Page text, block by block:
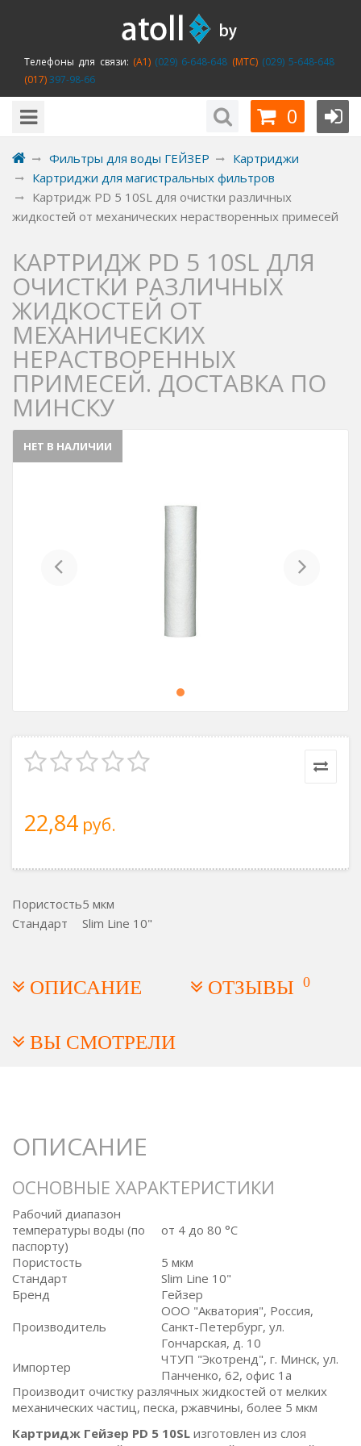
Телефоны для связи: (A1)(029) 6-648-648 (MTC)(029) 5-648-648
(017)397-98-66
0
Фильтры для воды ГЕЙЗЕР
Картриджи
Картриджи для магистральных фильтров
Картридж PD 5 10SL для очистки различных
жидкостей от механических нерастворенных примесей
КАРТРИДЖ PD 5 10SL ДЛЯ
ОЧИСТКИ РАЗЛИЧНЫХ
ЖИДКОСТЕЙ ОТ
МЕХАНИЧЕСКИХ
НЕРАСТВОРЕННЫХ
ПРИМЕСЕЙ. ДОСТАВКА ПО
МИНСКУ
НЕТ В НАЛИЧИИ
22,84 руб.
Пористость5 мкм
Стандарт
Slim Line 10"
ОПИСАНИЕ ОТЗЫВЫ 0
ВЫ СМОТРЕЛИ
ОПИСАНИЕ
ОСНОВНЫЕ ХАРАКТЕРИСТИКИ
Рабочий диапазон
температуры воды (по
паспорту)
от 4 до 80 °C
Пористость
5 мкм
Стандарт
Slim Line 10"
Бренд
Гейзер
Производитель
ООО "Акватория", Россия,
Санкт-Петербург, ул.
Гончарская, д. 10
Импортер
ЧТУП "Экотренд", г. Минск, ул.
Панченко, 62, офис 1а
Производит очистку разлячных жидкостей от мелких
механических частиц, песка, ржавчины, более 5 мкм
Картридж Гейзер PD 5 10SL изготовлен из слоя